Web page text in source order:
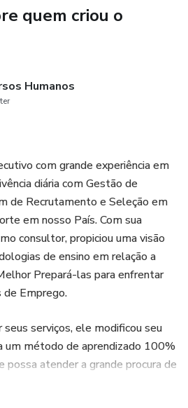
Como obter Sucesso no
de 30 Dias - Investimento Sem
Como obter Sucesso no
e em Dinâmicas de Grupo
quem criou o
Humanos
com grande experiência em
diária com Gestão de
de Recrutamento e Seleção em
em nosso País. Com sua
consultor, propiciou uma visão
de ensino em relação a
Prepará-las para enfrentar
Emprego.
seus serviços, ele modificou seu
um método de aprendizado 100%
possa atender a grande procura de